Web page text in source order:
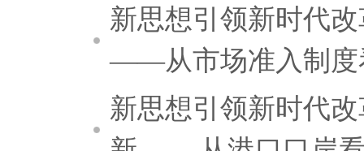
新思想引领新时代
——从市场准入制度
新思想引领新时代